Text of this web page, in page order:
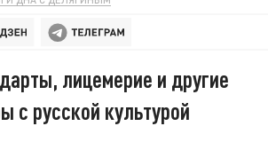
лицемерие и другие
с русской культурой